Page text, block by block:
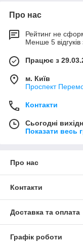
Про нас
Рейтинг не
Менше 5 відгуків
Працює з
м. Київ
Проспект
Контакти
Сьогодні
Показати весь
Про нас
Контакти
Доставка та оплата
Графік роботи